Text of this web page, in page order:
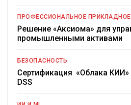
ПРОФЕССИОНАЛЬНОЕ
Решение «Аксиома» для
промышленными активами
БЕЗОПАСНОСТЬ
Сертификация «Облака КИИ»
DSS